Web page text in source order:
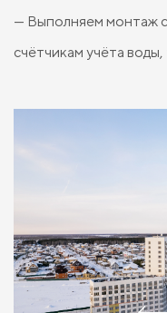
— Выполняем монтаж
счётчикам учёта